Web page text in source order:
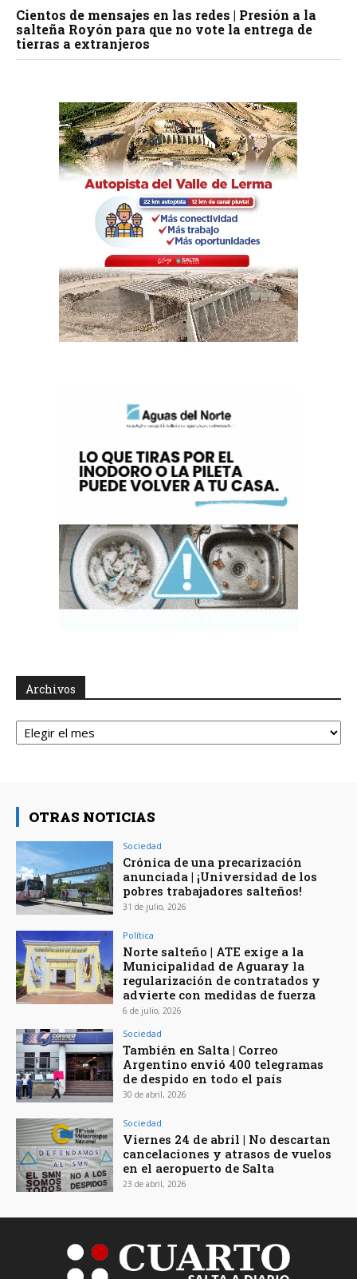
Cientos de mensajes en las redes | Presión a la
salteña Royón para que no vote la entrega de
tierras a extranjeros
Archivos
Archivos
OTRAS NOTICIAS
Sociedad
Crónica de una precarización
anunciada | ¡Universidad de los
pobres trabajadores salteños!
31 de julio, 2026
Política
Norte salteño | ATE exige a la
Municipalidad de Aguaray la
regularización de contratados y
advierte con medidas de fuerza
6 de julio, 2026
Sociedad
También en Salta | Correo
Argentino envió 400 telegramas
de despido en todo el país
30 de abril, 2026
Sociedad
Viernes 24 de abril | No descartan
cancelaciones y atrasos de vuelos
en el aeropuerto de Salta
23 de abril, 2026